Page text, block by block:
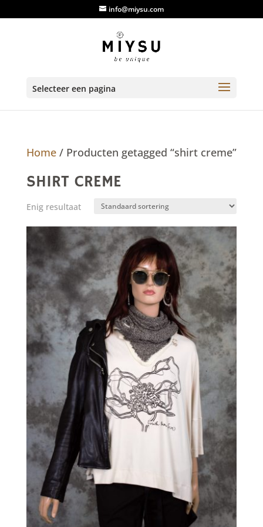
info@miysu.com
Selecteer een pagina
Home/ Producten getagged “shirt creme”
SHIRT CREME
Enig resultaat